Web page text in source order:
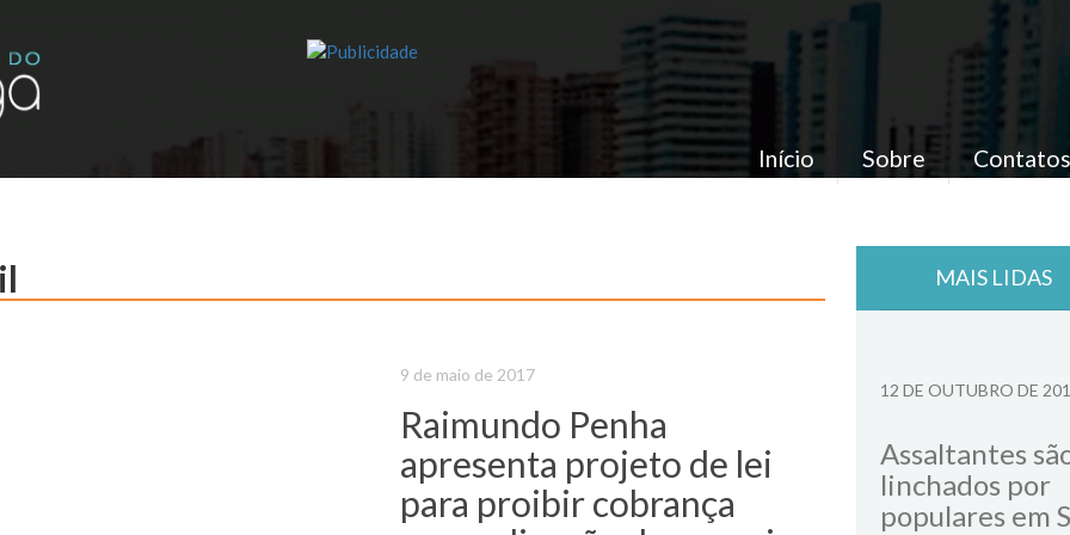
Início Sobre Contatos
9 de maio de 2017
Raimundo Penha
apresenta projeto de lei
para proibir cobrança
MAIS LIDAS
12 DE OUTUBRO DE
Assaltantes
linchados por
populares em